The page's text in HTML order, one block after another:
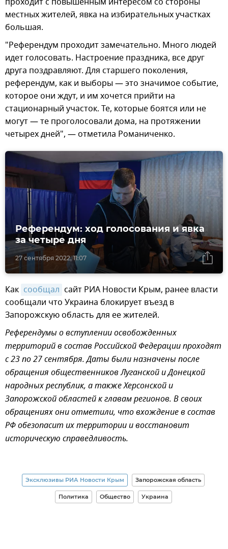
местных жителей, явка на избирательных участках
большая.
"Референдум проходит замечательно. Много людей
идет голосовать. Настроение праздника, все друг
друга поздравляют. Для старшего поколения,
референдум, как и выборы — это значимое событие,
которое они ждут, и им хочется прийти на
стационарный участок. Те, которые боятся или не
могут — те проголосовали дома, на протяжении
четырех дней", — отметила Романиченко.
27 сентября 2022, 11:07
Референдум: ход голосования и явка
за четыре дня
Как сообщал сайт РИА Новости Крым, ранее власти
сообщали что Украина блокирует въезд в
Запорожскую область для ее жителей.
Референдумы о вступлении освобожденных
территорий в состав Российской Федерации проходят
с 23 по 27 сентября. Даты были назначены после
обращения общественников Луганской и Донецкой
народных республик, а также Херсонской и
Запорожской областей к главам регионов. В своих
обращениях они отметили, что вхождение в состав
РФ обезопасит их территории и восстановит
историческую справедливость.
Эксклюзивы РИА Новости Крым Запорожская область
Политика Общество Украина